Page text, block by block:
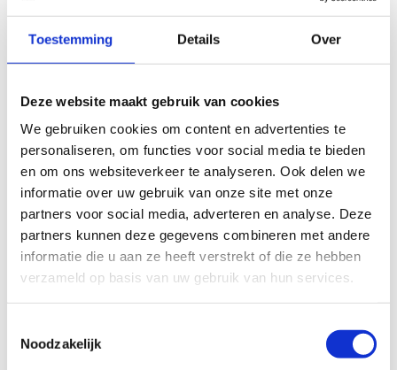
Toestemming Details Over
Deze website maakt gebruik van cookies
We gebruiken cookies om content en advertenties te
personaliseren, om functies voor social media te bieden
en om ons websiteverkeer te analyseren. Ook delen we
informatie over uw gebruik van onze site met onze
partners voor social media, adverteren en analyse. Deze
partners kunnen deze gegevens combineren met andere
informatie die u aan ze heeft verstrekt of die ze hebben
verzameld op basis van uw gebruik van hun services.
Noodzakelijk
Throwback: 1963 -
Elisabethstraat
Some people get
nostalgic from them,
others avoid them like
the plague:...
3x exhibitions not to
Han Schuil At first
glance, Han Schuil’s
monumental works of
art seem...